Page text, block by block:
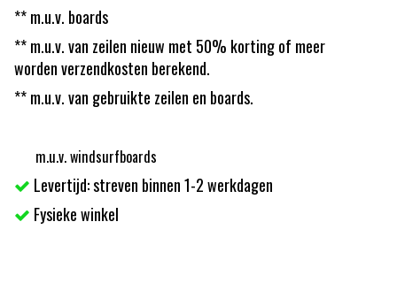
** m.u.v. boards
** m.u.v. van zeilen nieuw met 50% korting of meer
worden verzendkosten berekend.
** m.u.v. van gebruikte zeilen en boards.
m.u.v. windsurfboards
Levertijd: streven binnen 1-2 werkdagen
Fysieke winkel